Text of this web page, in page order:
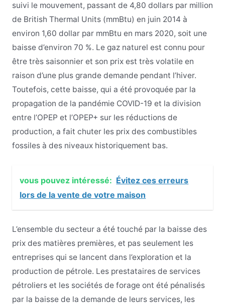
suivi le mouvement, passant de 4,80 dollars par million
de British Thermal Units (mmBtu) en juin 2014 à
environ 1,60 dollar par mmBtu en mars 2020, soit une
baisse d’environ 70 %. Le gaz naturel est connu pour
être très saisonnier et son prix est très volatile en
raison d’une plus grande demande pendant l’hiver.
Toutefois, cette baisse, qui a été provoquée par la
propagation de la pandémie COVID-19 et la division
entre l’OPEP et l’OPEP+ sur les réductions de
production, a fait chuter les prix des combustibles
fossiles à des niveaux historiquement bas.
vous pouvez intéressé: Évitez ces erreurs
lors de la vente de votre maison
L’ensemble du secteur a été touché par la baisse des
prix des matières premières, et pas seulement les
entreprises qui se lancent dans l’exploration et la
production de pétrole. Les prestataires de services
pétroliers et les sociétés de forage ont été pénalisés
par la baisse de la demande de leurs services, les